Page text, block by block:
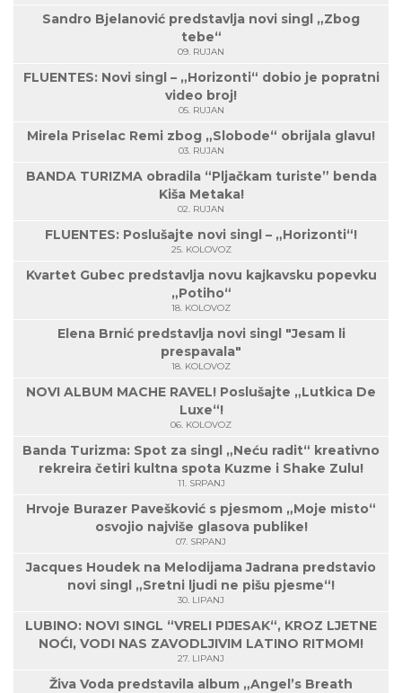
Sandro Bjelanović predstavlja novi singl „Zbog
tebe“
09. RUJAN
FLUENTES: Novi singl – „Horizonti“ dobio je popratni
video broj!
05. RUJAN
Mirela Priselac Remi zbog „Slobode“ obrijala glavu!
03. RUJAN
BANDA TURIZMA obradila “Pljačkam turiste” benda
Kiša Metaka!
02. RUJAN
FLUENTES: Poslušajte novi singl – „Horizonti“!
25. KOLOVOZ
Kvartet Gubec predstavlja novu kajkavsku popevku
„Potiho“
18. KOLOVOZ
Elena Brnić predstavlja novi singl "Jesam li
prespavala"
18. KOLOVOZ
NOVI ALBUM MACHE RAVEL! Poslušajte „Lutkica De
Luxe“!
06. KOLOVOZ
Banda Turizma: Spot za singl „Neću radit“ kreativno
rekreira četiri kultna spota Kuzme i Shake Zulu!
11. SRPANJ
Hrvoje Burazer Pavešković s pjesmom „Moje misto“
osvojio najviše glasova publike!
07. SRPANJ
Jacques Houdek na Melodijama Jadrana predstavio
novi singl „Sretni ljudi ne pišu pjesme“!
30. LIPANJ
LUBINO: NOVI SINGL “VRELI PIJESAK“, KROZ LJETNE
NOĆI, VODI NAS ZAVODLJIVIM LATINO RITMOM!
27. LIPANJ
Živa Voda predstavila album „Angel’s Breath